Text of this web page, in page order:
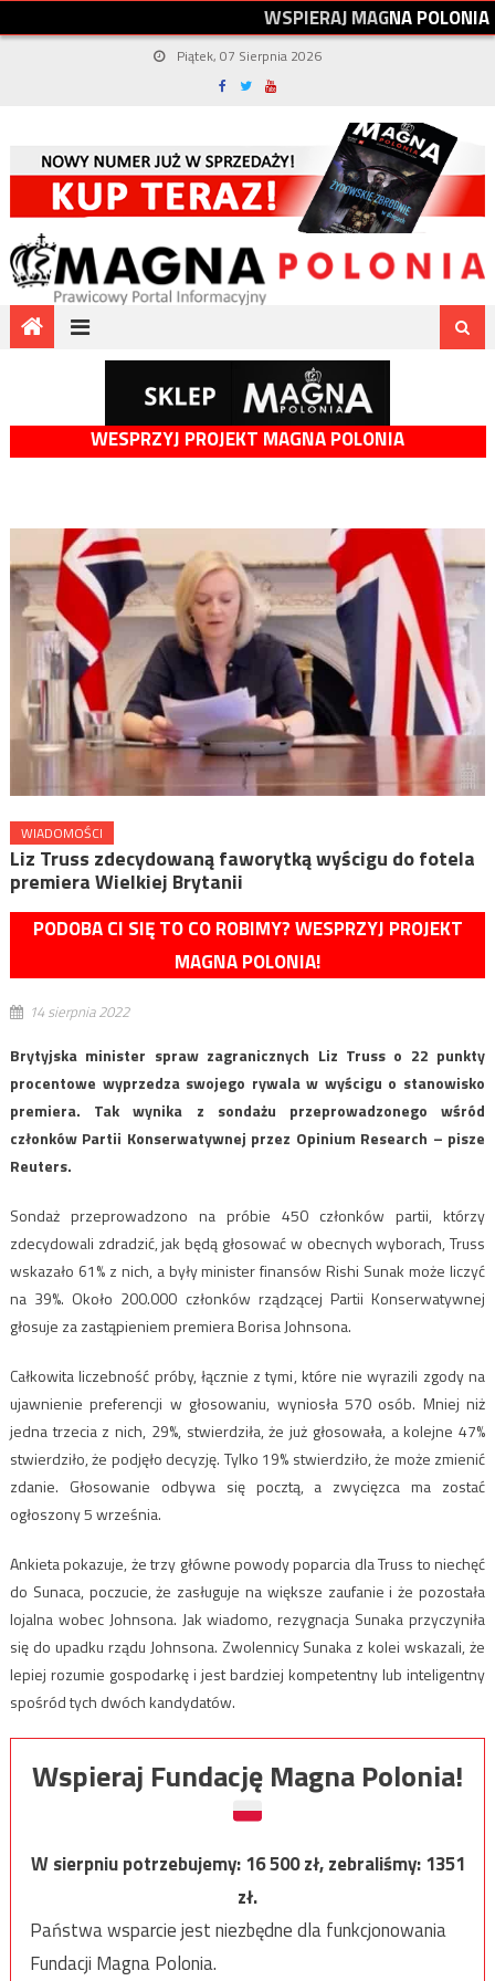
WSPIERAJMAGNAPOLONIA
Piątek, 07 Sierpnia 2026
WESPRZYJ PROJEKT MAGNA POLONIA
WIADOMOŚCI
Liz Truss zdecydowaną faworytką wyścigu do fotela
premiera Wielkiej Brytanii
PODOBA CI SIĘ TO CO ROBIMY? WESPRZYJ PROJEKT
MAGNA POLONIA!
14 sierpnia 2022
Brytyjska minister spraw zagranicznych Liz Truss o 22 punkty
procentowe wyprzedza swojego rywala w wyścigu o stanowisko
premiera. Tak wynika z sondażu przeprowadzonego wśród
członków Partii Konserwatywnej przez Opinium Research – pisze
Reuters.
Sondaż przeprowadzono na próbie 450 członków partii, którzy
zdecydowali zdradzić, jak będą głosować w obecnych wyborach, Truss
wskazało 61% z nich, a były minister finansów Rishi Sunak może liczyć
na 39%. Około 200.000 członków rządzącej Partii Konserwatywnej
głosuje za zastąpieniem premiera Borisa Johnsona.
Całkowita liczebność próby, łącznie z tymi, które nie wyrazili zgody na
ujawnienie preferencji w głosowaniu, wyniosła 570 osób. Mniej niż
jedna trzecia z nich, 29%, stwierdziła, że ​​już głosowała, a kolejne 47%
stwierdziło, że podjęło decyzję. Tylko 19% stwierdziło, że może zmienić
zdanie. Głosowanie odbywa się pocztą, a zwycięzca ma zostać
ogłoszony 5 września.
Ankieta pokazuje, że trzy główne powody poparcia dla Truss to niechęć
do Sunaca, poczucie, że zasługuje na większe zaufanie i że pozostała
lojalna wobec Johnsona. Jak wiadomo, rezygnacja Sunaka przyczyniła
się do upadku rządu Johnsona. Zwolennicy Sunaka z kolei wskazali, że
lepiej rozumie gospodarkę i jest bardziej kompetentny lub inteligentny
spośród tych dwóch kandydatów.
Wspieraj Fundację Magna Polonia!
W sierpniu potrzebujemy:16 500zł, zebraliśmy:1351
zł.
Państwa wsparcie jest niezbędne dla funkcjonowania
Fundacji Magna Polonia.